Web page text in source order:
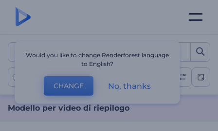
Modello per video di
Video riassuntivi
Modello per video di riepilogo
Would you like to change Renderforest language
to English?
CHANGE No, thanks